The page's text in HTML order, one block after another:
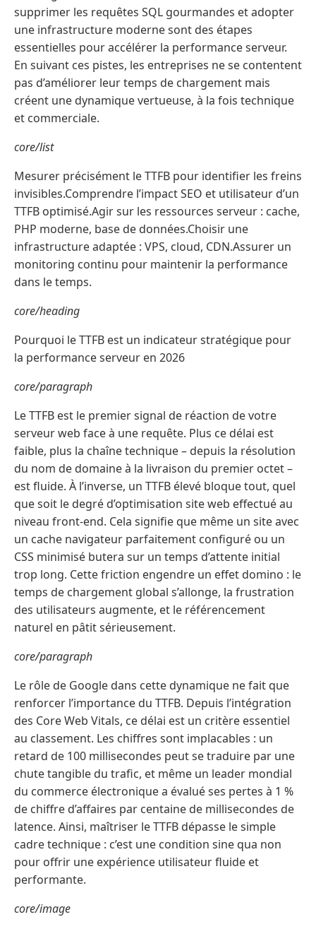
supprimer les requêtes SQL gourmandes et adopter
une infrastructure moderne sont des étapes
essentielles pour accélérer la performance serveur.
En suivant ces pistes, les entreprises ne se contentent
pas d’améliorer leur temps de chargement mais
créent une dynamique vertueuse, à la fois technique
et commerciale.
core/list
Mesurer précisément le TTFB pour identifier les freins
invisibles.Comprendre l’impact SEO et utilisateur d’un
TTFB optimisé.Agir sur les ressources serveur : cache,
PHP moderne, base de données.Choisir une
infrastructure adaptée : VPS, cloud, CDN.Assurer un
monitoring continu pour maintenir la performance
dans le temps.
core/heading
Pourquoi le TTFB est un indicateur stratégique pour
la performance serveur en 2026
core/paragraph
Le TTFB est le premier signal de réaction de votre
serveur web face à une requête. Plus ce délai est
faible, plus la chaîne technique – depuis la résolution
du nom de domaine à la livraison du premier octet –
est fluide. À l’inverse, un TTFB élevé bloque tout, quel
que soit le degré d’optimisation site web effectué au
niveau front-end. Cela signifie que même un site avec
un cache navigateur parfaitement configuré ou un
CSS minimisé butera sur un temps d’attente initial
trop long. Cette friction engendre un effet domino : le
temps de chargement global s’allonge, la frustration
des utilisateurs augmente, et le référencement
naturel en pâtit sérieusement.
core/paragraph
Le rôle de Google dans cette dynamique ne fait que
renforcer l’importance du TTFB. Depuis l’intégration
des Core Web Vitals, ce délai est un critère essentiel
au classement. Les chiffres sont implacables : un
retard de 100 millisecondes peut se traduire par une
chute tangible du trafic, et même un leader mondial
du commerce électronique a évalué ses pertes à 1 %
de chiffre d’affaires par centaine de millisecondes de
latence. Ainsi, maîtriser le TTFB dépasse le simple
cadre technique : c’est une condition sine qua non
pour offrir une expérience utilisateur fluide et
performante.
core/image